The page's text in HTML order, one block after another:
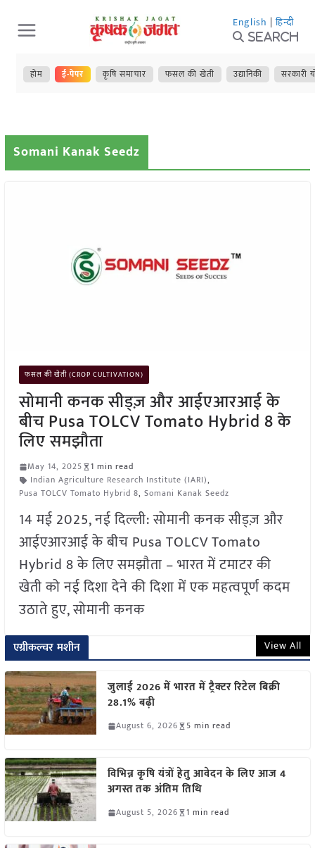
Skip
to
content
English | हिन्दी
Search
होम ई-पेपर कृषि समाचार फसल की खेती उद्यानिकी सरकारी
Somani Kanak Seedz
फसल की खेती (CROP CULTIVATION)
सोमानी कनक सीड्ज़ और आईएआरआई के
बीच Pusa TOLCV Tomato Hybrid 8 के
लिए समझौता
May 14, 2025
1 min read
Indian Agriculture Research Institute (IARI),
Pusa TOLCV Tomato Hybrid 8, Somani Kanak Seedz
14 मई 2025, नई दिल्ली: सोमानी कनक सीड्ज़ और
आईएआरआई के बीच Pusa TOLCV Tomato
Hybrid 8 के लिए समझौता – भारत में टमाटर की
खेती को नई दिशा देने की दिशा में एक महत्वपूर्ण कदम
उठाते हुए, सोमानी कनक
एग्रीकल्चर मशीन View All
जुलाई 2026 में भारत में ट्रैक्टर रिटेल बिक्री
28.1% बढ़ी
August 6, 2026 5 min read
विभिन्न कृषि यंत्रों हेतु आवेदन के लिए आज 4
अगस्त तक अंतिम तिथि
August 5, 2026 1 min read